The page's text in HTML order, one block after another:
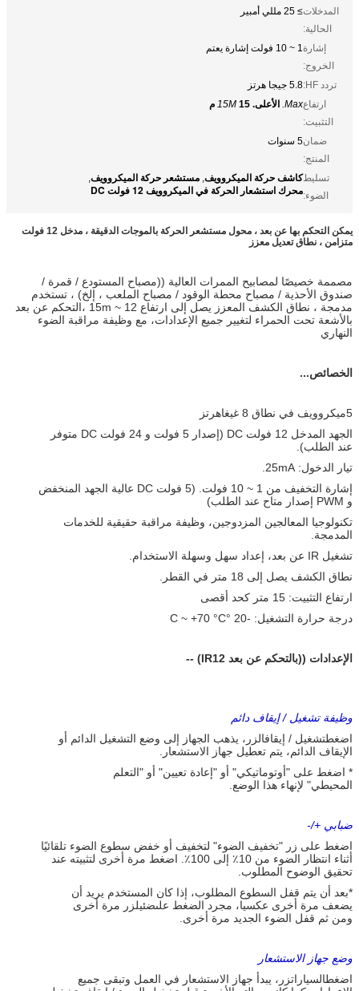
المدخلات
الحالية:
≥ 25 مللي أمبير
إشارة
الخروج:
1 ~ 10 فولت إشارة يعتم
تردد HF:
5.8 جيجا هرتز
ارتفاع
التثبيت:
Max. الأعلى. 15M 15 م
ضمان
المنتج:
5 سنوات
تسليط
الضوء:
كاشف حركة الميكروويف, مستشعر حركة الميكروويف,
محرك استشعار الحركة في الميكروويف 12 فولت DC
يمكن التحكم بها عن بعد ، محول مستشعر الحركة بالموجات الدقيقة ، مدخل 12 فولت
متزامن ، نطاق تعديل معزز
مصممة خصيصًا لمصابيح الممرات العالية ((مصباح المستودع / قمرة /
صندوق الأحذية / مصباح محطة الوقود / مصباح الملعب ، إلخ) ، تستخدم
مدمجة ، نطاق الكشف المعزز يصل إلى ارتفاع 12 ~ 15m ،التحكم عن بعد
بالأشعة تحت الحمراء لتغيير جميع الإعدادات، مع وظيفة مراقبة الضوء
النهاري
الخصائص...
5ميكروويف في نطاق 8 غيغاهرتز
الجهد المدخل 12 فولت DC (إصدار 5 فولت و 24 فولت DC متوفر
عند الطلب).
تيار الدخول: 25mA.
إشارة التخفيف من 1 ~ 10 فولت. (5 فولت DC عالية الجهد المنخفض
و PWM إصدار متاح عند الطلب)
تكنولوجيا المعالجين المزدوجين، وظيفة مراقبة حقيقية للخدمات
المدمجة.
تشغيل IR عن بعد، إعداد سهل وسهلة الاستخدام.
نطاق الكشف يصل إلى 18 متر في القطر.
ارتفاع التثبيت: 15 متر كحد أقصى
درجة حرارة التشغيل: -20 °C ~ +70 °C
الإعدادات ((بالتحكم عن بعد IR12) --
وظيفة تشغيل / إيقاف دائم
اضغطتشغيل / إيقافالزر، يذهب الجهاز إلى وضع التشغيل الدائم أو
الإيقاف الدائم، يتم تعطيل جهاز الاستشعار.
* اضغط على "أوتوماتيكي" أو "إعادة تعيين" أو "التعلم
المحيطي" لإنهاء هذا الوضع.
ضبابي +/-
اضغط على زر "تخفيف الضوء" لتخفيف أو خفض سطوع الضوء تلقائيًا
أثناء انتظار الضوء من 10٪ إلى 100٪. اضغط مرة أخرى لتثبيته عند
تحقيق الوضوح المطلوب.
*بعد أن يتم قفل السطوع المطلوب، إذا كان المستخدم يريد أن
يضعف مرة أخرى عكسيا، مجرد الضغط علىضئيلزر مرة أخرى
ومن ثم قفل الضوء الجديد مرة أخرى.
وضع جهاز الاستشعار
اضغطالسياراتزر، يبدأ جهاز الاستشعار في العمل وتبقى جميع